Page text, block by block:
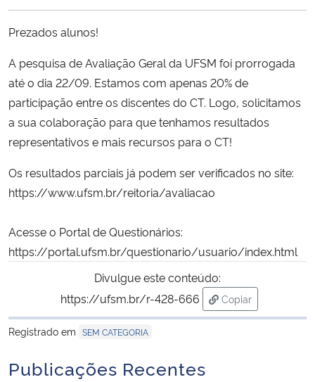
Ministério da Cidadania
Ministério de Minas e Energia
Ministério da Ciência, Tecnologia, Inovações e Comunicações
Ministério do Turismo
Ministério do Desenvolvimento Regional
Controladoria-Geral da União
Ministério da Mulher, da Família e dos Direitos Humanos
Prezados alunos!
A pesquisa de Avaliação Geral da UFSM foi prorrogada
até o dia 22/09. Estamos com apenas 20% de
participação entre os discentes do CT. Logo, solicitamos
a sua colaboração para que tenhamos resultados
representativos e mais recursos para o CT!
Os resultados parciais já podem ser verificados no site:
https://www.ufsm.br/reitoria/avaliacao
Acesse o Portal de Questionários:
https://portal.ufsm.br/questionario/usuario/index.html
Divulgue este conteúdo:
https://ufsm.br/r-428-666
Copiar
para área de
Registrado em SEM CATEGORIA
Publicações Recentes